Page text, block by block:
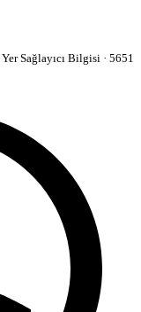
Yer Sağlayıcı Bilgisi · 5651